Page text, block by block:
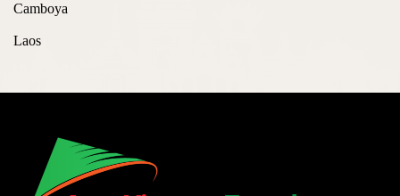
Camboya
Laos